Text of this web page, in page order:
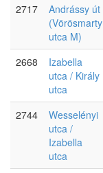
2717
Andrássy út
(Vörösmarty
utca M)
2668
Izabella
utca / Király
utca
2744
Wesselényi
utca /
Izabella
utca